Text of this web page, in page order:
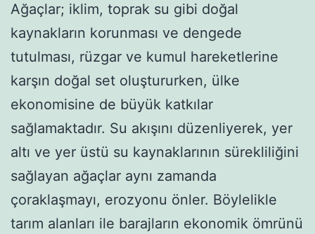
Ağaçlar; iklim, toprak su gibi doğal
kaynakların korunması ve dengede
tutulması, rüzgar ve kumul hareketlerine
karşın doğal set oluştururken, ülke
ekonomisine de büyük katkılar
sağlamaktadır. Su akışını düzenliyerek, yer
altı ve yer üstü su kaynaklarının sürekliliğini
sağlayan ağaçlar aynı zamanda
çoraklaşmayı, erozyonu önler. Böylelikle
tarım alanları ile barajların ekonomik ömrünü